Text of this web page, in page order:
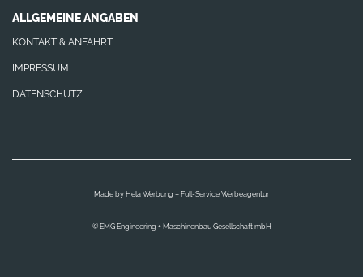
ALLGEMEINE ANGABEN
KONTAKT & ANFAHRT
IMPRESSUM
DATENSCHUTZ
Made by Hela Werbung – Full-Service Werbeagentur
© EMG Engineering + Maschinenbau Gesellschaft mbH